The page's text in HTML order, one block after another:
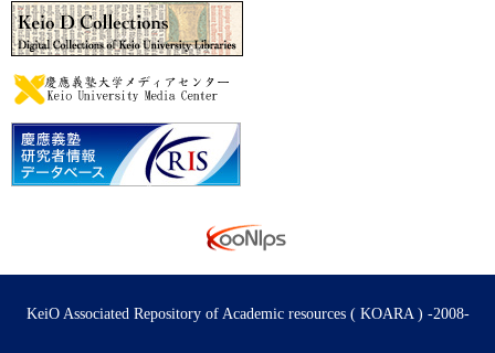
KeiO Associated Repository of Academic resources ( KOARA ) -2008-